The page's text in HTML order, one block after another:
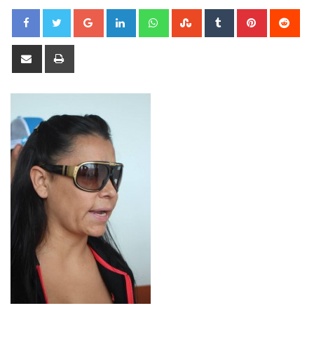
Google+ LinkedIn WhatsappStumbleUpon
Tumblr Pinterest
Share